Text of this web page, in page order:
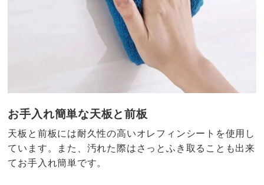
お手入れ簡単な天板と前板
天板と前板には耐久性の高いオレフィンシートを使用し
ています。また、汚れた際はさっとふき取ることも出来
てお手入れ簡単です。